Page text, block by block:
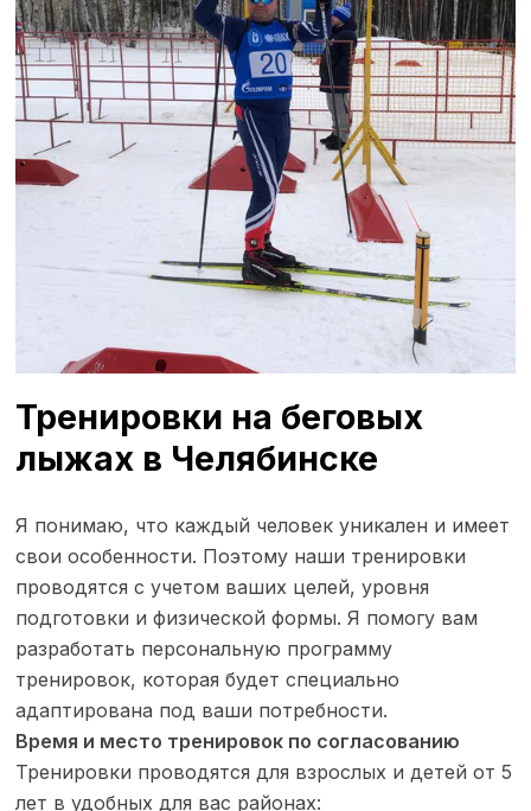
Тренировки на беговых
лыжах в Челябинске
Я понимаю, что каждый человек уникален и имеет
свои особенности. Поэтому наши тренировки
проводятся с учетом ваших целей, уровня
подготовки и физической формы. Я помогу вам
разработать персональную программу
тренировок, которая будет специально
адаптирована под ваши потребности.
Время и место тренировок по согласованию
Тренировки проводятся для взрослых и детей от 5
лет в удобных для вас районах: